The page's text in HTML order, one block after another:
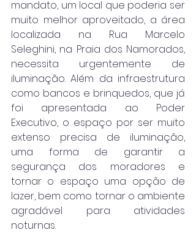
mandato, um local que poderia ser
muito melhor aproveitado, a área
localizada na Rua Marcelo
Seleghini, na Praia dos Namorados,
necessita urgentemente de
iluminação. Além da infraestrutura
como bancos e brinquedos, que já
foi apresentada ao Poder
Executivo, o espaço por ser muito
extenso precisa de iluminação,
uma forma de garantir a
segurança dos moradores e
tornar o espaço uma opção de
lazer, bem como tornar o ambiente
agradável para atividades
noturnas.